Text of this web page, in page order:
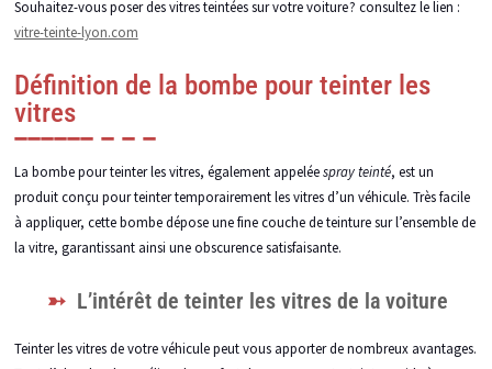
Souhaitez-vous poser des vitres teintées sur votre voiture ? consultez le lien :
vitre-teinte-lyon.com
Définition de la bombe pour teinter les
vitres
La bombe pour teinter les vitres, également appeléespray teinté, est un
produit conçu pour teinter temporairement les vitres d’un véhicule. Très facile
à appliquer, cette bombe dépose une fine couche de teinture sur l’ensemble de
la vitre, garantissant ainsi une obscurence satisfaisante.
L’intérêt de teinter les vitres de la voiture
Teinter les vitres de votre véhicule peut vous apporter de nombreux avantages.